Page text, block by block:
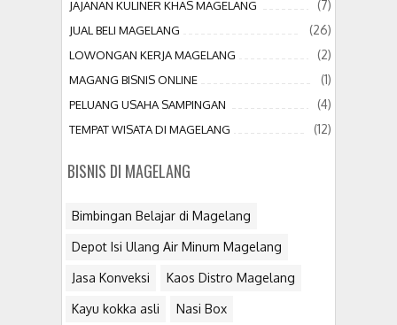
JAJANAN KULINER KHAS MAGELANG (7)
JUAL BELI MAGELANG (26)
LOWONGAN KERJA MAGELANG (2)
MAGANG BISNIS ONLINE (1)
PELUANG USAHA SAMPINGAN (4)
TEMPAT WISATA DI MAGELANG (12)
BISNIS DI MAGELANG
Bimbingan Belajar di Magelang
Depot Isi Ulang Air Minum Magelang
Jasa Konveksi Kaos Distro Magelang
Kayu kokka asli Nasi Box